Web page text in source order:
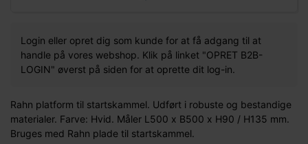
Login eller opret dig som kunde for at få adgang til at
handle på vores webshop. Klik på linket "OPRET B2B-
LOGIN" øverst på siden for at oprette dit log-in.
Rahn platform til startskammel. Udført i robuste og bestandige
materialer. Farve: Hvid. Måler L500 x B500 x H90 / H135 mm.
Bruges med Rahn plade til startskammel.